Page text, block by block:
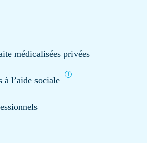
médicalisées privées
à l’aide sociale